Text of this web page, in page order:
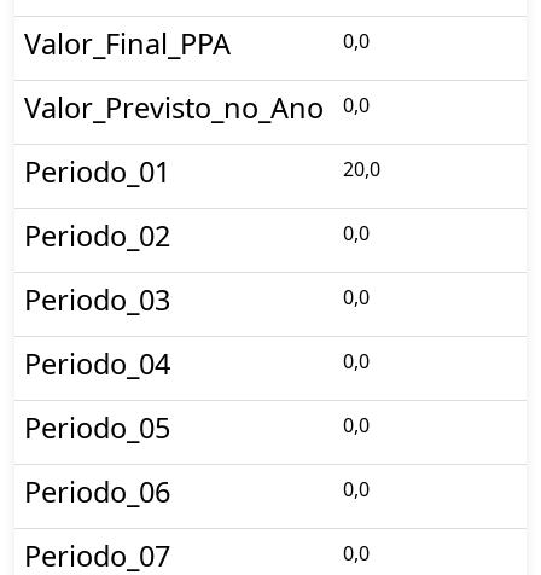
Valor_Final_PPA 0,0
Valor_Previsto_no_Ano 0,0
Periodo_01 20,0
Periodo_02 0,0
Periodo_03 0,0
Periodo_04 0,0
Periodo_05 0,0
Periodo_06 0,0
Periodo_07 0,0